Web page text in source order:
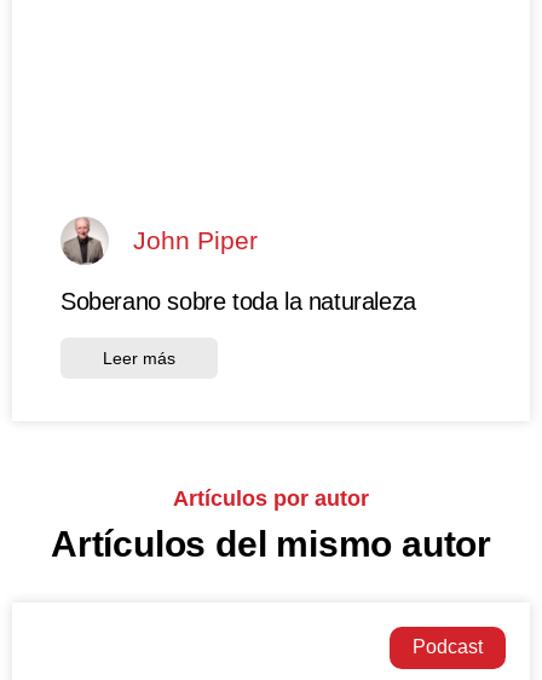
John Piper
Soberano sobre toda la naturaleza
Leer más
Artículos por autor
Artículos del mismo autor
Podcast